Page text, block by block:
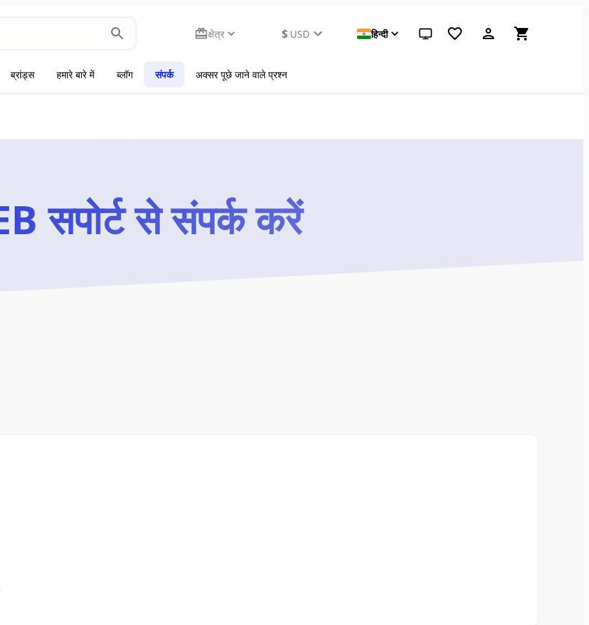
क्षेत्र $ USD हिन्दी सिस्टम थीम (लाइट के लिए क्लिक करें)
ब्रांड्स हमारे बारे में ब्लॉग संपर्क अक्सर पूछे जाने वाले प्रश्न
सपोर्ट से संपर्क करें